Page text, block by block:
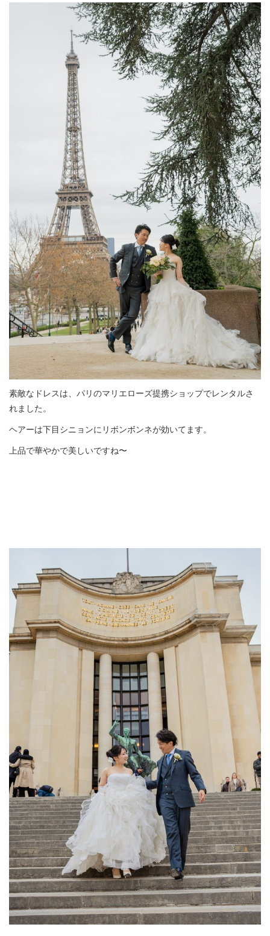
素敵なドレスは、パリのマリエローズ提携ショップでレンタルさ
れました。
ヘアーは下目シニョンにリボンボンネが効いてます。
上品で華やかで美しいですね〜